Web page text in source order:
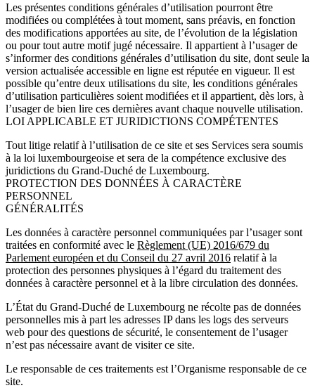
Les présentes conditions générales d’utilisation pourront être
modifiées ou complétées à tout moment, sans préavis, en fonction
des modifications apportées au site, de l’évolution de la législation
ou pour tout autre motif jugé nécessaire. Il appartient à l’usager de
s’informer des conditions générales d’utilisation du site, dont seule la
version actualisée accessible en ligne est réputée en vigueur. Il est
possible qu’entre deux utilisations du site, les conditions générales
d’utilisation particulières soient modifiées et il appartient, dès lors, à
l’usager de bien lire ces dernières avant chaque nouvelle utilisation.
LOI APPLICABLE ET JURIDICTIONS COMPÉTENTES
Tout litige relatif à l’utilisation de ce site et ses Services sera soumis
à la loi luxembourgeoise et sera de la compétence exclusive des
juridictions du Grand-Duché de Luxembourg.
PROTECTION DES DONNÉES À CARACTÈRE
PERSONNEL
GÉNÉRALITÉS
Les données à caractère personnel communiquées par l’usager sont
traitées en conformité avec le Règlement (UE) 2016/679 du
Parlement européen et du Conseil du 27 avril 2016 relatif à la
protection des personnes physiques à l’égard du traitement des
données à caractère personnel et à la libre circulation des données.
L’État du Grand-Duché de Luxembourg ne récolte pas de données
personnelles mis à part les adresses IP dans les logs des serveurs
web pour des questions de sécurité, le consentement de l’usager
n’est pas nécessaire avant de visiter ce site.
Le responsable de ces traitements est l’Organisme responsable de ce
site.